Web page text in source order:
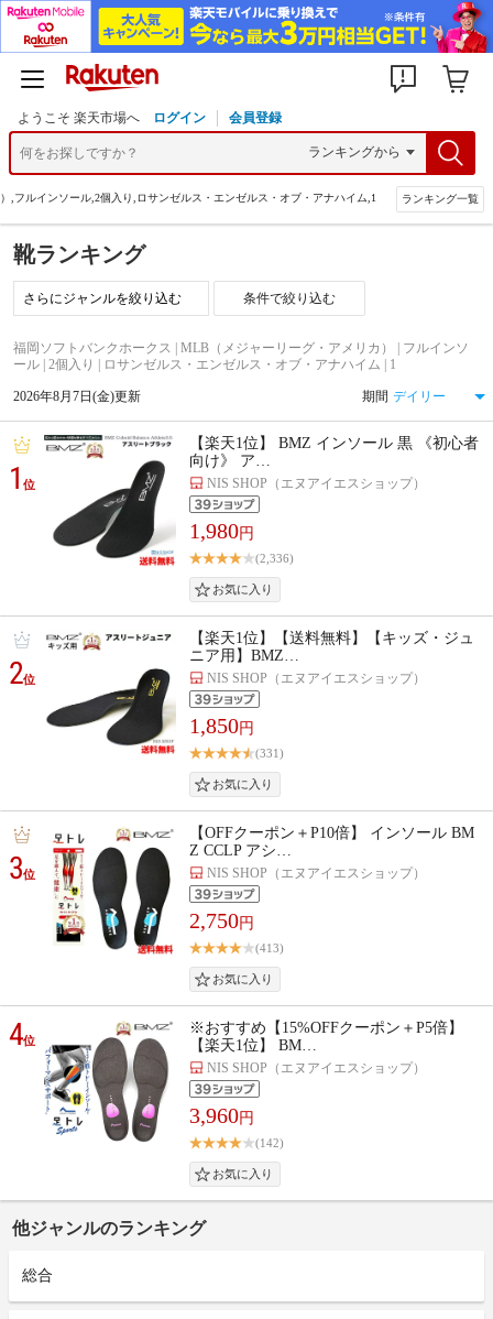
ようこそ 楽天市場へ ログイン 会員登録
フルインソール,2個入り,ロサンゼルス・エンゼルス・オブ・アナハイム,1 ランキング一覧
靴ランキング
条件で絞り込む
福岡ソフトバンクホークス | MLB（メジャーリーグ・アメリカ） | フルインソ
ール | 2個入り | ロサンゼルス・エンゼルス・オブ・アナハイム | 1
2026年8月7日(金)更新 期間
1位
【楽天1位】 BMZ インソール 黒 《初心者
向け》 ア…
NIS SHOP（エヌアイエスショップ）
1,980円
(2,336)
2位
【楽天1位】【送料無料】【キッズ・ジュ
ニア用】BMZ…
NIS SHOP（エヌアイエスショップ）
1,850円
(331)
3位
【OFFクーポン＋P10倍】 インソール BM
Z CCLP アシ…
NIS SHOP（エヌアイエスショップ）
2,750円
(413)
4位
※おすすめ【15%OFFクーポン＋P5倍】
【楽天1位】 BM…
NIS SHOP（エヌアイエスショップ）
3,960円
(142)
他ジャンルのランキング
総合